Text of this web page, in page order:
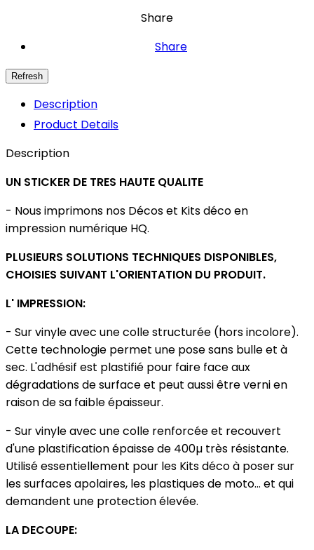
Share
Share
Description
Product Details
Description
UN STICKER DE TRES HAUTE QUALITE
- Nous imprimons nos Décos et Kits déco en
impression numérique HQ.
PLUSIEURS SOLUTIONS TECHNIQUES DISPONIBLES,
CHOISIES SUIVANT L'ORIENTATION DU PRODUIT.
L' IMPRESSION:
- Sur vinyle avec une colle structurée (hors incolore).
Cette technologie permet une pose sans bulle et à
sec. L'adhésif est plastifié pour faire face aux
dégradations de surface et peut aussi être verni en
raison de sa faible épaisseur.
- Sur vinyle avec une colle renforcée et recouvert
d'une plastification épaisse de 400µ très résistante.
Utilisé essentiellement pour les Kits déco à poser sur
les surfaces apolaires, les plastiques de moto... et qui
demandent une protection élevée.
LA DECOUPE: